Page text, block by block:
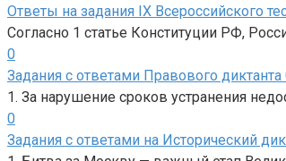
Ответы на задания IX Всероссийского
Согласно 1 статье Конституции РФ,
0
Задания с ответами Правового диктанта
1. За нарушение сроков устранения
0
Задания с ответами на Исторический